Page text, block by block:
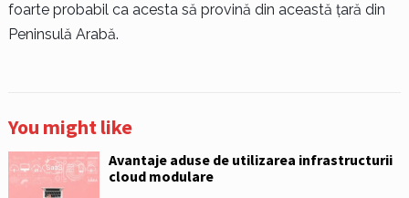
foarte probabil ca acesta să provină din această țară din
Peninsulă Arabă.
You might like
Avantaje aduse de utilizarea infrastructurii
cloud modulare